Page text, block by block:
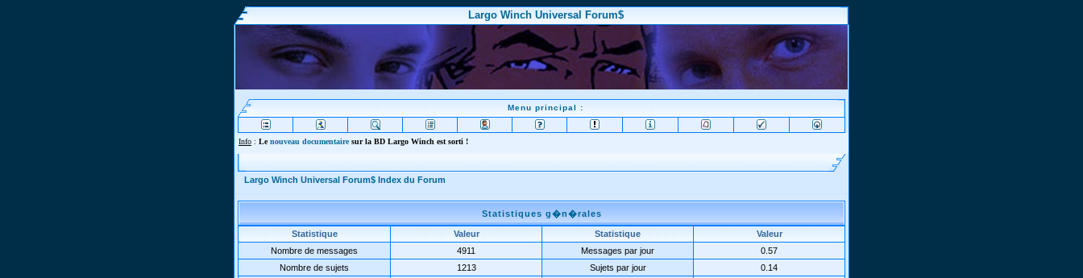
Largo Winch Universal Forum$
Menu principal :
Info : Lenouveau documentairesur la BD Largo Winch est sorti !
Largo Winch Universal Forum$ Index du Forum
Statistiques g�n�rales
Statistique Valeur Statistique
Valeur
Nombre de messages
4911 Messages par jour
0.57
Nombre de sujets
1213 Sujets par jour
0.14